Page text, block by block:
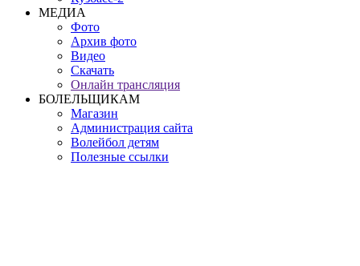
МЕДИА
Фото
Архив фото
Видео
Скачать
Онлайн трансляция
БОЛЕЛЬЩИКАМ
Магазин
Администрация сайта
Волейбол детям
Полезные ссылки